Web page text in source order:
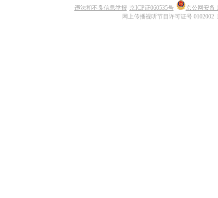
违法和不良信息举报 京ICP证060535号
京公网安备
网上传播视听节目许可证号 0102002